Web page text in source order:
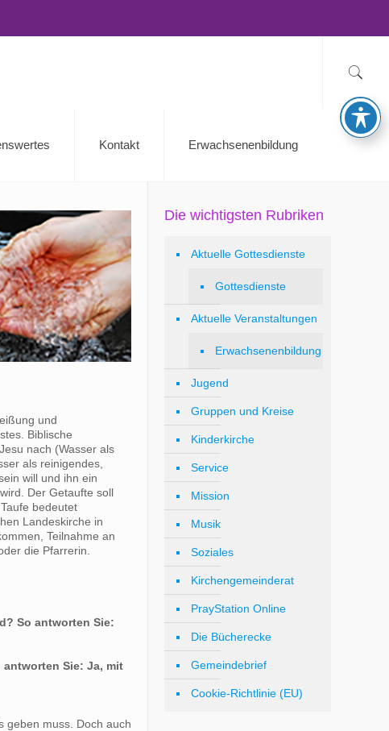
Kontakt Erwachsenenbildung
und
Biblische
nach (Wasser als
als reinigendes,
will und ihn ein
Der Getaufte soll
bedeutet
Landeskirche in
Teilnahme an
die Pfarrerin.
So antworten Sie:
Sie: Ja, mit
geben muss. Doch auch
Die wichtigsten Rubriken
Aktuelle Gottesdienste
Gottesdienste
Aktuelle Veranstaltungen
Erwachsenenbildung
Jugend
Gruppen und Kreise
Kinderkirche
Service
Mission
Musik
Soziales
Kirchengemeinderat
PrayStation Online
Die Bücherecke
Gemeindebrief
Cookie-Richtlinie (EU)